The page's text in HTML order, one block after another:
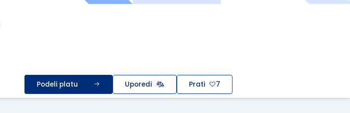
Podeli platu Uporedi Prati 7